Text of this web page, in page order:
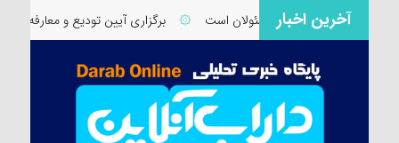
آخرین اخبار
نیازمند توجه ویژه مسئولان است ۞ برگزاری آیین تودیع و معارفه